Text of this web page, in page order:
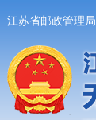
江苏省邮政管理局